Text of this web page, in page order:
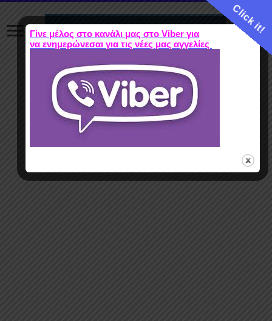
Click it!
Γίνε μέλος στο κανάλι μας στο Viber για
να ενημερώνεσαι για τις νέες μας αγγελίες